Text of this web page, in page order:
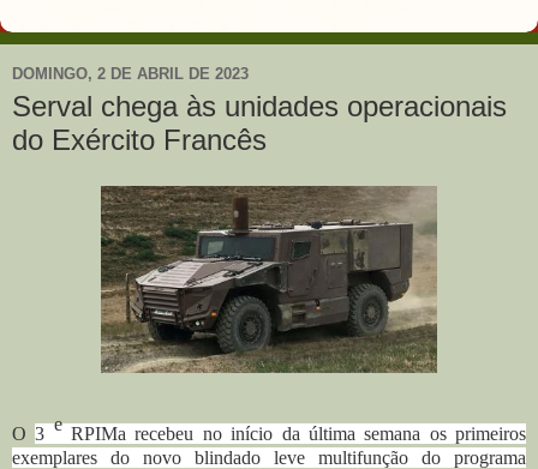
DOMINGO, 2 DE ABRIL DE 2023
Serval chega às unidades operacionais
do Exército Francês
O3 eRPIMa recebeu no início da última semana os primeiros
exemplares do novo blindado leve multifunção do programa